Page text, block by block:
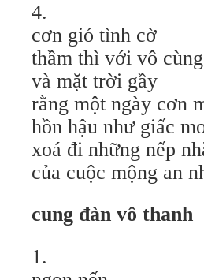
4.
cơn gió tình cờ
thầm thì với vô cùng
và mặt trời gầy
rằng một ngày cơn
hồn hậu như giấc
xoá đi những nếp
của cuộc mộng an
cung đàn vô thanh
1.